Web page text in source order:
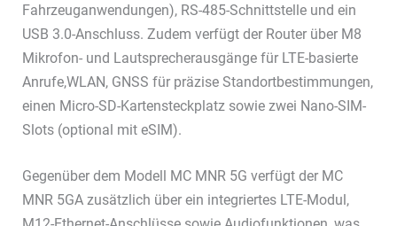
Fahrzeuganwendungen), RS-485-Schnittstelle und ein
USB 3.0-Anschluss. Zudem verfügt der Router über M8
Mikrofon- und Lautsprecherausgänge für LTE-basierte
Anrufe,WLAN, GNSS für präzise Standortbestimmungen,
einen Micro-SD-Kartensteckplatz sowie zwei Nano-SIM-
Slots (optional mit eSIM).
Gegenüber dem Modell MC MNR 5G verfügt der MC
MNR 5GA zusätzlich über ein integriertes LTE-Modul,